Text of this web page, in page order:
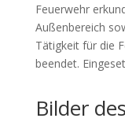
Feuerwehr
Außenbereich
Tätigkeit für die
beendet.
Bilder